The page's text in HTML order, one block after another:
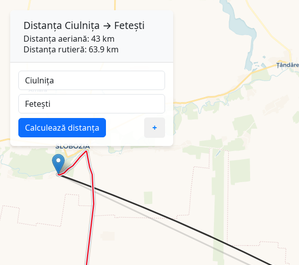
Distanța Ciulnița → Fetești
Distanța aeriană: 43 km
Distanța rutieră: 63.9 km
Calculează distanța +